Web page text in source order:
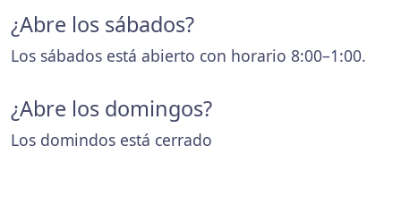
¿Abre los sábados?
Los sábados está abierto con horario 8:00–1:00.
¿Abre los domingos?
Los domindos está cerrado